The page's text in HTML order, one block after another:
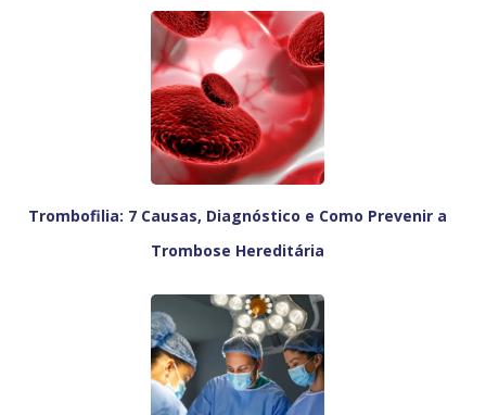
Trombofilia: 7 Causas, Diagnóstico e Como Prevenir a
Trombose Hereditária